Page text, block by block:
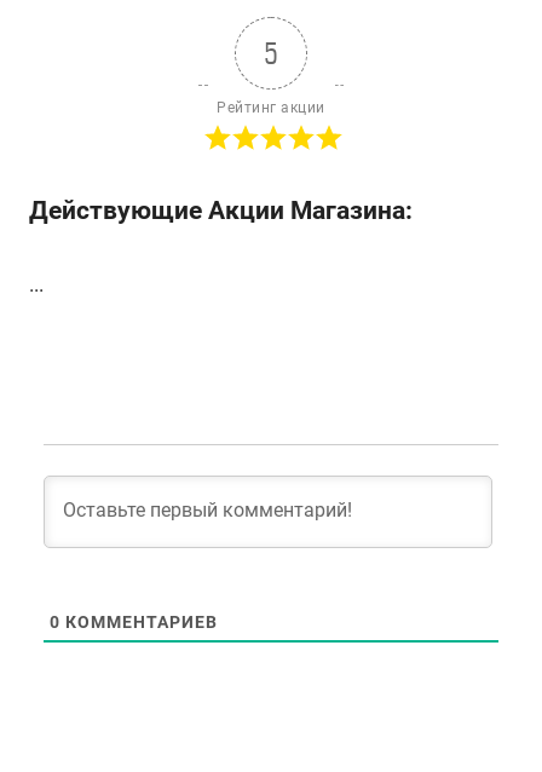
5
Рейтинг акции
Действующие Акции Магазина:
...
0 КОММЕНТАРИЕВ